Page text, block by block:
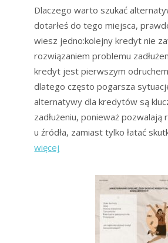
spełnić?
Dlaczego warto szukać
dotarłeś do tego miejsca,
wiesz jedno:kolejny kredyt nie
rozwiązaniem problemu
kredyt jest pierwszym
dlatego często pogarsza
alternatywy dla kredytów są
zadłużeniu, ponieważ
u źródła, zamiast tylko łatać
więcej
zadłużonych